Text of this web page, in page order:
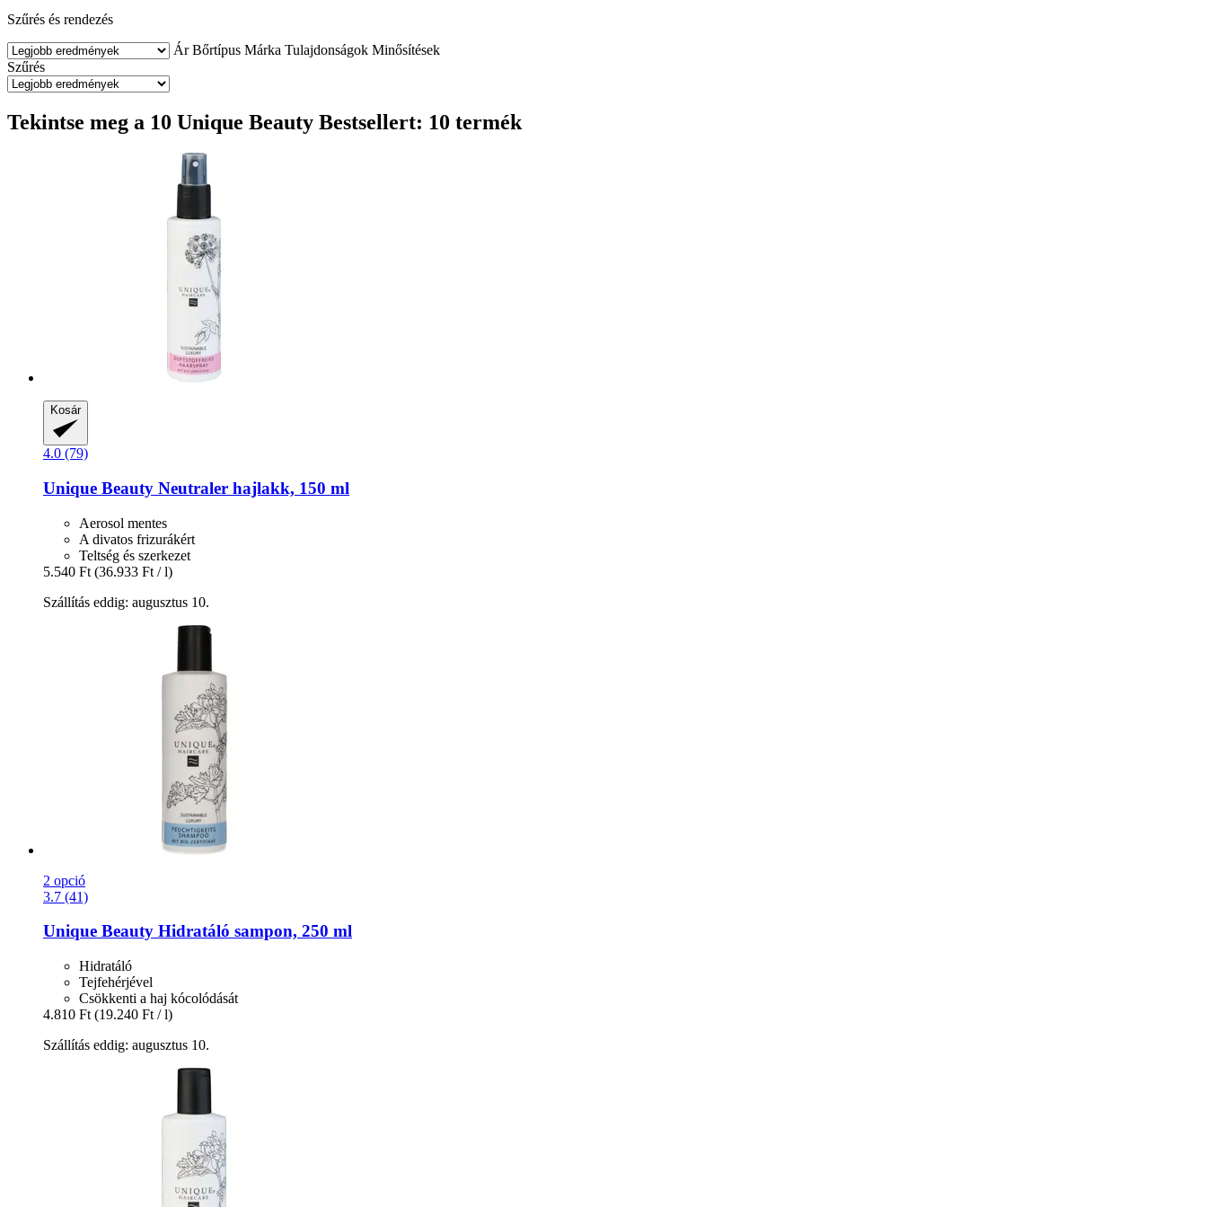
Szűrés és rendezés
Ár Bőrtípus Márka Tulajdonságok Minősítések
Szűrés
Tekintse meg a 10 Unique Beauty Bestsellert: 10 termék
Kosár
4.0 (79)
Unique Beauty Neutraler hajlakk, 150 ml
Aerosol mentes
A divatos frizurákért
Teltség és szerkezet
5.540 Ft (36.933 Ft / l)
Szállítás eddig: augusztus 10.
2 opció
3.7 (41)
Unique Beauty Hidratáló sampon, 250 ml
Hidratáló
Tejfehérjével
Csökkenti a haj kócolódását
4.810 Ft (19.240 Ft / l)
Szállítás eddig: augusztus 10.